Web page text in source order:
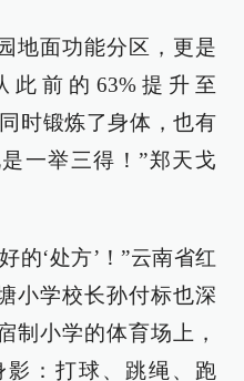
地面功能分区，更是
前的63%提升至
时锻炼了身体，也有
一举三得！”郑天戈
的‘处方’！”云南省红
小学校长孙付标也深
制小学的体育场上，
：打球、跳绳、跑